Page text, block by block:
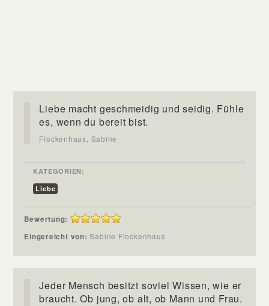
Liebe macht geschmeidig und seidig. Fühle
es, wenn du bereit bist.
Flockenhaus, Sabine
KATEGORIEN:
Liebe
Bewertung:
Eingereicht von:Sabine Flockenhaus
Jeder Mensch besitzt soviel Wissen, wie er
braucht. Ob jung, ob alt, ob Mann und Frau.